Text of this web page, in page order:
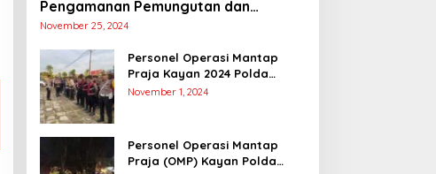
Pengamanan Pemungutan dan
Penghitungan Suara
November 25, 2024
Personel Operasi Mantap
Praja Kayan 2024 Polda
Kaltara Laksanakan
Suara Dalam Rangka Pilkada
2024
November 1, 2024
Personel Operasi Mantap
Praja (OMP) Kayan Polda